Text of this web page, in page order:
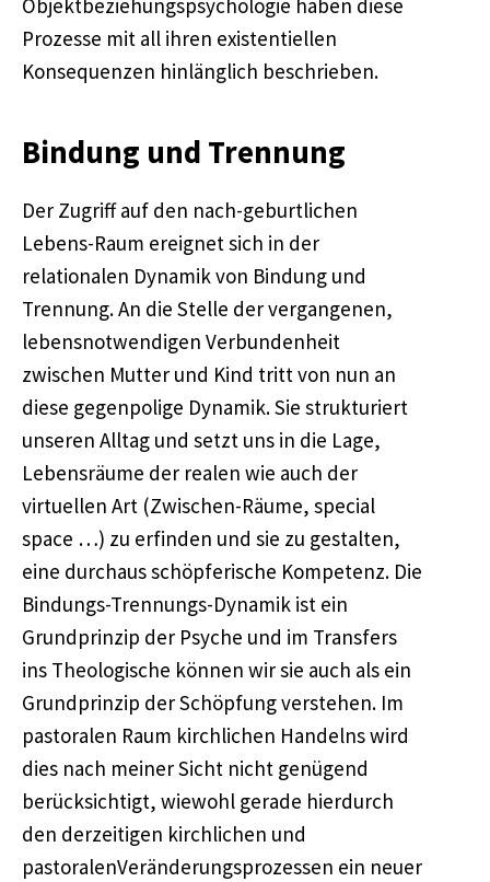
Objektbeziehungspsychologie haben diese
Prozesse mit all ihren existentiellen
Konsequenzen hinlänglich beschrieben.
Bindung und Trennung
Der Zugriff auf den nach-geburtlichen
Lebens-Raum ereignet sich in der
relationalen Dynamik von Bindung und
Trennung. An die Stelle der vergangenen,
lebensnotwendigen Verbundenheit
zwischen Mutter und Kind tritt von nun an
diese gegenpolige Dynamik. Sie strukturiert
unseren Alltag und setzt uns in die Lage,
Lebensräume der realen wie auch der
virtuellen Art (Zwischen-Räume, special
space …) zu erfinden und sie zu gestalten,
eine durchaus schöpferische Kompetenz. Die
Bindungs-Trennungs-Dynamik ist ein
Grundprinzip der Psyche und im Transfers
ins Theologische können wir sie auch als ein
Grundprinzip der Schöpfung verstehen. Im
pastoralen Raum kirchlichen Handelns wird
dies nach meiner Sicht nicht genügend
berücksichtigt, wiewohl gerade hierdurch
den derzeitigen kirchlichen und
pastoralenVeränderungsprozessen ein neuer